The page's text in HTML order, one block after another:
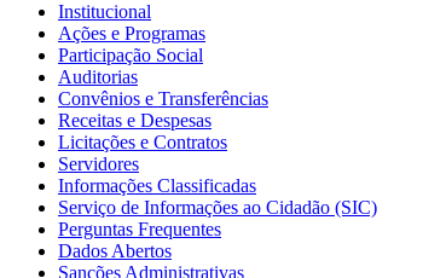
Institucional
Ações e Programas
Participação Social
Auditorias
Convênios e Transferências
Receitas e Despesas
Licitações e Contratos
Servidores
Informações Classificadas
Serviço de Informações ao Cidadão (SIC)
Perguntas Frequentes
Dados Abertos
Sanções Administrativas